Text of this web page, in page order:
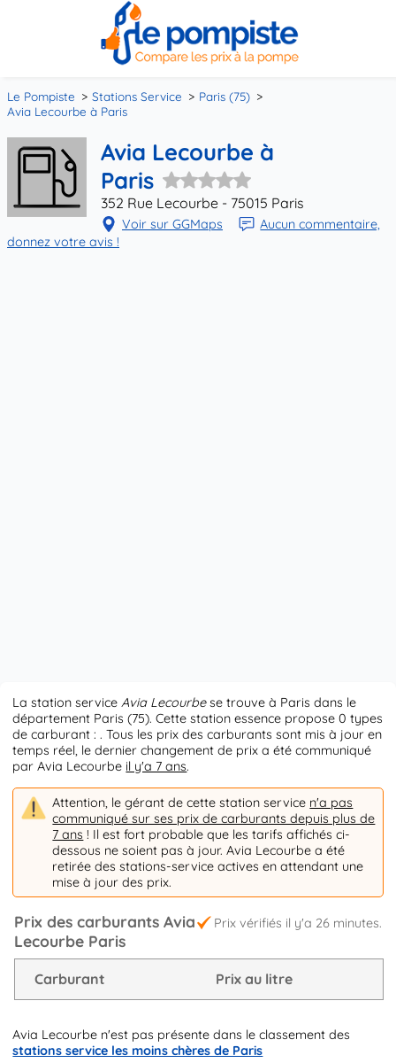
Le Pompiste Stations Service
Paris (75)
Avia Lecourbe à Paris
Avia Lecourbe à
Paris
352 Rue Lecourbe - 75015 Paris
Voir sur GGMaps
Aucun commentaire,
donnez votre avis !
La station serviceAvia Lecourbese trouve à Paris dans le
département Paris (75). Cette station essence propose 0 types
de carburant : . Tous les prix des carburants sont mis à jour en
temps réel, le dernier changement de prix a été communiqué
par Avia Lecourbe il y'a 7 ans.
Attention, le gérant de cette station service n'a pas
communiqué sur ses prix de carburants depuis plus de
7 ans ! Il est fort probable que les tarifs affichés ci-
dessous ne soient pas à jour. Avia Lecourbe a été
retirée des stations-service actives en attendant une
mise à jour des prix.
Prix vérifiés il y'a 26 minutes.
Prix des carburants Avia
Lecourbe Paris
Carburant Prix au litre
Avia Lecourbe n'est pas présente dans le classement des
stations service les moins chères de Paris